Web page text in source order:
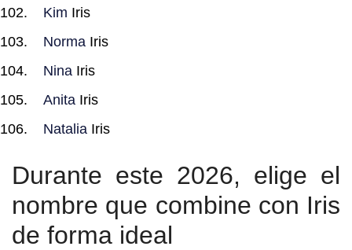
Kim Iris
Norma Iris
Nina Iris
Anita Iris
Natalia Iris
Durante este 2026, elige el
nombre que combine con Iris
de forma ideal